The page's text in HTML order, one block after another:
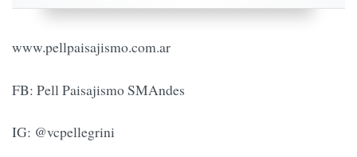
www.pellpaisajismo.com.ar
FB: Pell Paisajismo SMAndes
IG: @vcpellegrini